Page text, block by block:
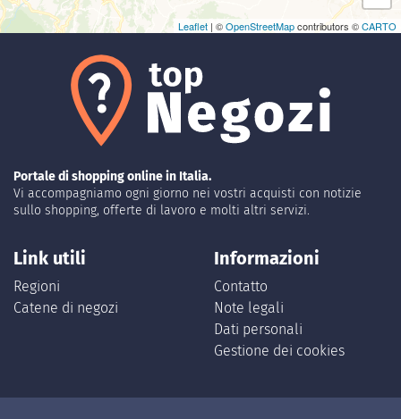
Leaflet | ©OpenStreetMapcontributors ©CARTO
Portale di shopping online in Italia.
Vi accompagniamo ogni giorno nei vostri acquisti con notizie
sullo shopping, offerte di lavoro e molti altri servizi.
Link utili
Regioni
Catene di negozi
Informazioni
Contatto
Note legali
Dati personali
Gestione dei cookies